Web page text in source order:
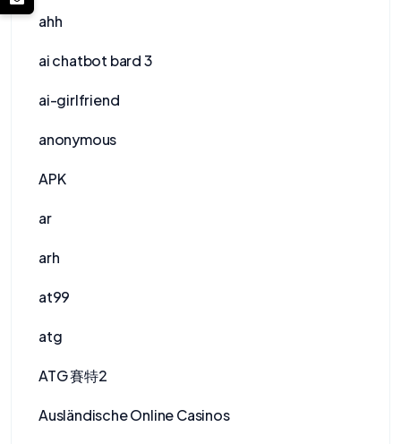
ahh
ai chatbot bard 3
ai-girlfriend
anonymous
APK
ar
arh
at99
atg
ATG 賽特2
Ausländische Online Casinos